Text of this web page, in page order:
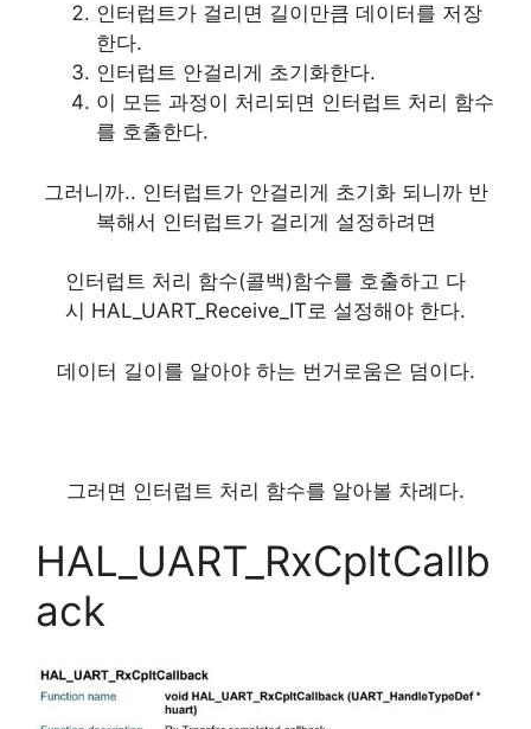
인터럽트가 걸리면 길이만큼 데이터를 저장
한다.
인터럽트 안걸리게 초기화한다.
이 모든 과정이 처리되면 인터럽트 처리 함수
를 호출한다.
그러니까.. 인터럽트가 안걸리게 초기화 되니까 반
복해서 인터럽트가 걸리게 설정하려면
인터럽트 처리 함수(콜백)함수를 호출하고 다
시 HAL_UART_Receive_IT로 설정해야 한다.
데이터 길이를 알아야 하는 번거로움은 덤이다.
그러면 인터럽트 처리 함수를 알아볼 차례다.
HAL_UART_RxCpltCallb
ack